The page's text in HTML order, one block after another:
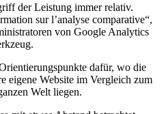
der Leistung immer relativ.
sur l’analyse comparative“,
von Google Analytics
dafür, wo die
eigene Website im Vergleich zum
Welt liegen.